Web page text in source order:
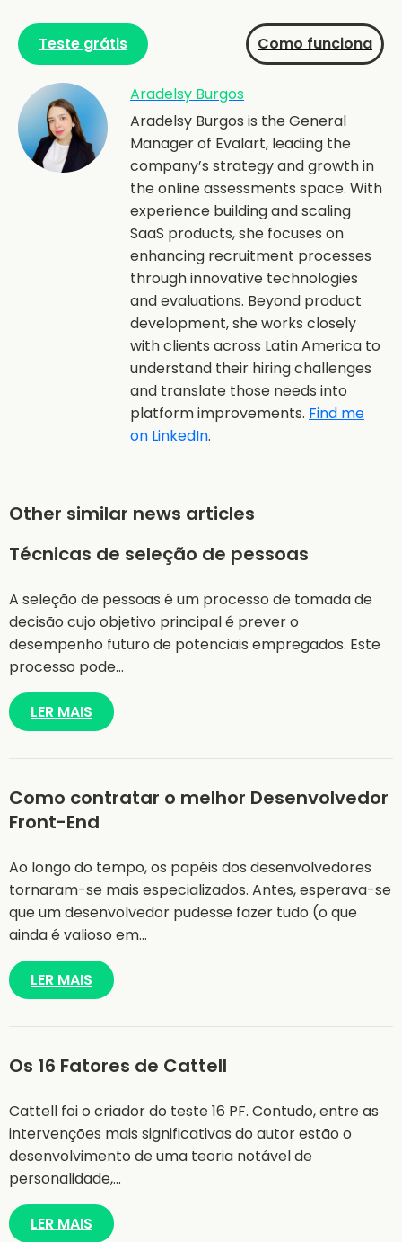
Teste grátis Como funciona
Aradelsy Burgos
Aradelsy Burgos is the General
Manager of Evalart, leading the
company’s strategy and growth in
the online assessments space. With
experience building and scaling
SaaS products, she focuses on
enhancing recruitment processes
through innovative technologies
and evaluations. Beyond product
development, she works closely
with clients across Latin America to
understand their hiring challenges
and translate those needs into
platform improvements. Find me
on LinkedIn.
Other similar news articles
Técnicas de seleção de pessoas
A seleção de pessoas é um processo de tomada de
decisão cujo objetivo principal é prever o
desempenho futuro de potenciais empregados. Este
processo pode…
LER MAIS
Como contratar o melhor Desenvolvedor
Front-End
Ao longo do tempo, os papéis dos desenvolvedores
tornaram-se mais especializados. Antes, esperava-se
que um desenvolvedor pudesse fazer tudo (o que
ainda é valioso em…
LER MAIS
Os 16 Fatores de Cattell
Cattell foi o criador do teste 16 PF. Contudo, entre as
intervenções mais significativas do autor estão o
desenvolvimento de uma teoria notável de
personalidade,…
LER MAIS